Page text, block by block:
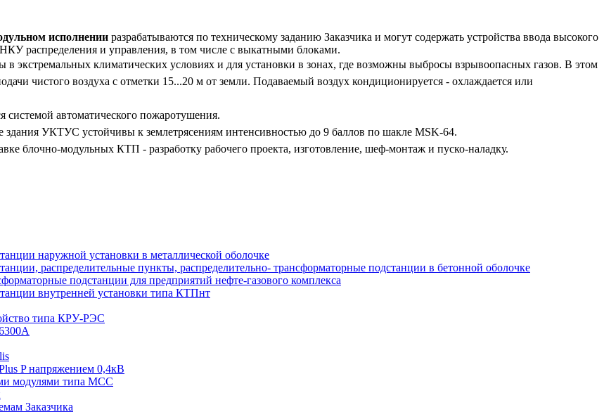
исполнении разрабатываются по техническому заданию Заказчика и могут содержать устройства ввода высокого
распределения и управления, в том числе с выкатными блоками.
в экстремальных климатических условиях и для установки в зонах, где возможны выбросы взрывоопасных газов. В этом
чистого воздуха с отметки 15...20 м от земли. Подаваемый воздух кондиционируется - охлаждается или
автоматического пожаротушения.
УКТУС устойчивы к землетрясениям интенсивностью до 9 баллов по шакле MSK-64.
блочно-модульных КТП - разработку рабочего проекта, изготовление, шеф-монтаж и пуско-наладку.
наружной установки в металлической оболочке
распределительные пункты, распределительно- трансформаторные подстанции в бетонной оболочке
подстанции для предприятий нефте-газового комплекса
внутренней установки типа КТПнт
типа КРУ-РЭС
P напряжением 0,4кВ
модулями типа МСС
Заказчика